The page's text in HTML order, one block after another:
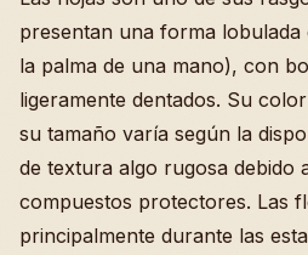
presentan una forma lobulada
la palma de una mano), con
ligeramente dentados. Su
su tamaño varía según la
de textura algo rugosa debido
compuestos protectores. Las
principalmente durante las